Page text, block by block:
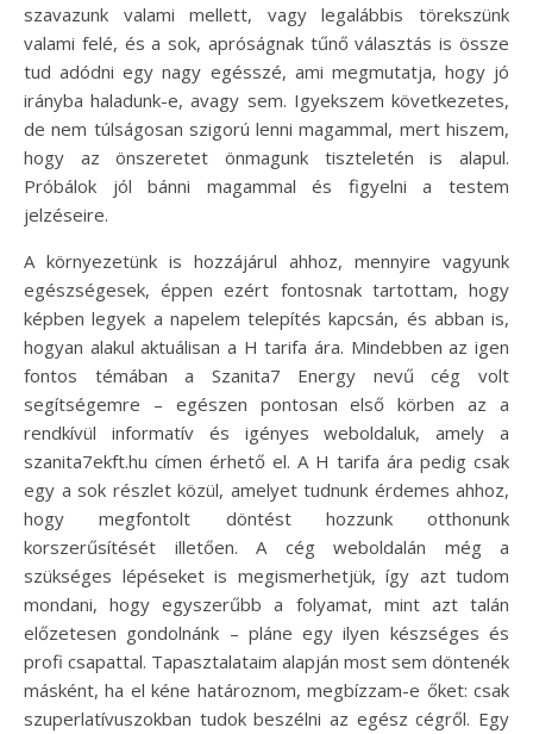
szavazunk valami mellett, vagy legalábbis törekszünk
valami felé, és a sok, apróságnak tűnő választás is össze
tud adódni egy nagy egésszé, ami megmutatja, hogy jó
irányba haladunk-e, avagy sem. Igyekszem következetes,
de nem túlságosan szigorú lenni magammal, mert hiszem,
hogy az önszeretet önmagunk tiszteletén is alapul.
Próbálok jól bánni magammal és figyelni a testem
jelzéseire.
A környezetünk is hozzájárul ahhoz, mennyire vagyunk
egészségesek, éppen ezért fontosnak tartottam, hogy
képben legyek a napelem telepítés kapcsán, és abban is,
hogyan alakul aktuálisan a H tarifa ára. Mindebben az igen
fontos témában a Szanita7 Energy nevű cég volt
segítségemre – egészen pontosan első körben az a
rendkívül informatív és igényes weboldaluk, amely a
szanita7ekft.hu címen érhető el. A H tarifa ára pedig csak
egy a sok részlet közül, amelyet tudnunk érdemes ahhoz,
hogy megfontolt döntést hozzunk otthonunk
korszerűsítését illetően. A cég weboldalán még a
szükséges lépéseket is megismerhetjük, így azt tudom
mondani, hogy egyszerűbb a folyamat, mint azt talán
előzetesen gondolnánk – pláne egy ilyen készséges és
profi csapattal. Tapasztalataim alapján most sem döntenék
másként, ha el kéne határoznom, megbízzam-e őket: csak
szuperlatívuszokban tudok beszélni az egész cégről. Egy